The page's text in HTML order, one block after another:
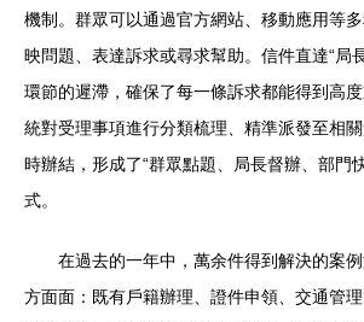
機制。群眾可以通過官方網站、移動應用等
映問題、表達訴求或尋求幫助。信件直達“局
環節的遲滯，確保了每一條訴求都能得到高
統對受理事項進行分類梳理、精準派發至相
時辦結，形成了“群眾點題、局長督辦、部門
式。
在過去的一年中，萬余件得到解決的案
方面面：既有戶籍辦理、證件申領、交通管